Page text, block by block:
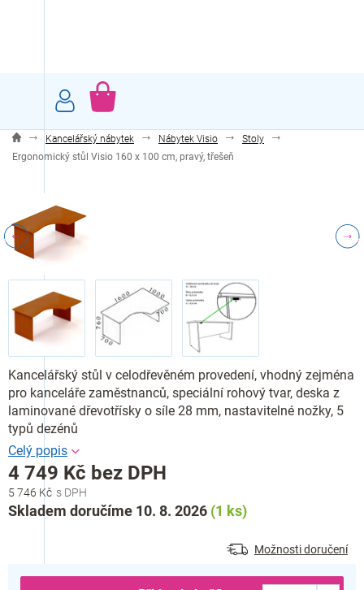
NÁKUPNÍ
Kancelářský nábytek Nábytek Visio
Stoly
Ergonomický stůl Visio 160 x 100 cm, pravý, třešeň
5 746 Kč
4 749 Kč bez DPH
Měrná
cena:
Skladem doručíme 10. 8. 2026 (1 ks)
Možnosti doručení
Kancelářský stůl v celodřevěném provedení, vhodný zejména
pro kanceláře zaměstnanců, speciální rohový tvar, deska z
laminované dřevotřísky o síle 28 mm, nastavitelné nožky, 5
typů dezénů